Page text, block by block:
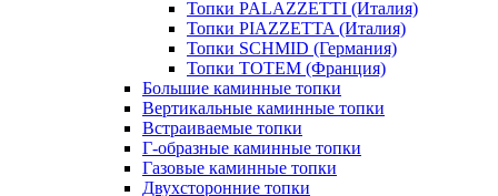
Топки PALAZZETTI (Италия)
Топки PIAZZETTA (Италия)
Топки SCHMID (Германия)
Топки TOTEM (Франция)
Большие каминные топки
Вертикальные каминные топки
Встраиваемые топки
Г-образные каминные топки
Газовые каминные топки
Двухсторонние топки